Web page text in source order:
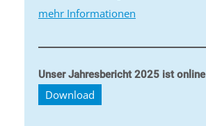
mehr Informationen
Unser Jahresbericht 2025 ist online
Download